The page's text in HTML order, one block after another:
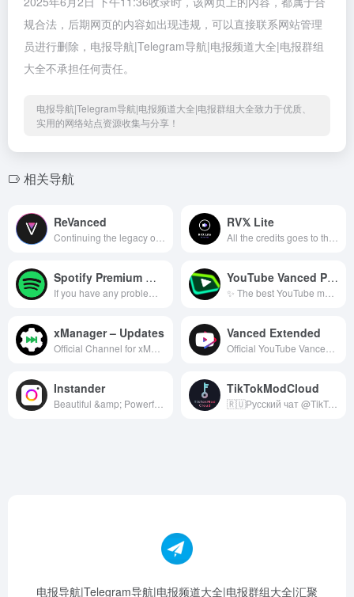
规合法，后期网页的内容如出现违规，可以直接联系网站管理
员进行删除，电报导航|Telegram导航|电报频道大全|电报群组
大全不承担任何责任。
电报导航|Telegram导航|电报频道大全|电报群组大全致力于优质、
实用的网络站点资源收集与分享！
相关导航
ReVanced RV𝕏 Lite
Spotify Premium Mod APK YouTube Vanced Pure Tuber Revanced
xManager – Updates Vanced Extended
Instander TikTokModCloud
🇷🇺Русский чат @TikTokModRussianChat 🌏English chat @TikTokModGlobalChat 🇨🇳中文交流 @TikTokModChatCN 💼Реклама/Advertising @tommyhellatigr
电报导航|Telegram导航|电报频道大全|电报群组大全|汇聚